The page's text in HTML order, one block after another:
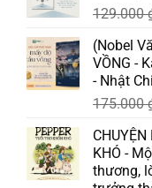
129.000
(Nobel
VỒNG -
- Nhật
175.000
CHUYỆN
KHÓ -
thương,